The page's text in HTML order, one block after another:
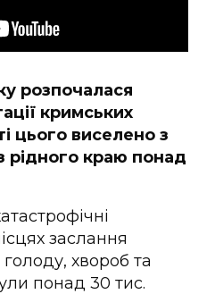
розпочалася
кримських
цього виселено з
рідного краю понад
заслання
хвороб та
понад 30 тис.